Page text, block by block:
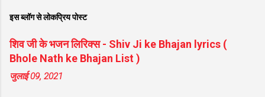
इस ब्लॉग से लोकप्रिय पोस्ट
शिव जी के भजन लिरिक्स - Shiv Ji ke Bhajan lyrics (
Bhole Nath ke Bhajan List )
जुलाई 09, 2021